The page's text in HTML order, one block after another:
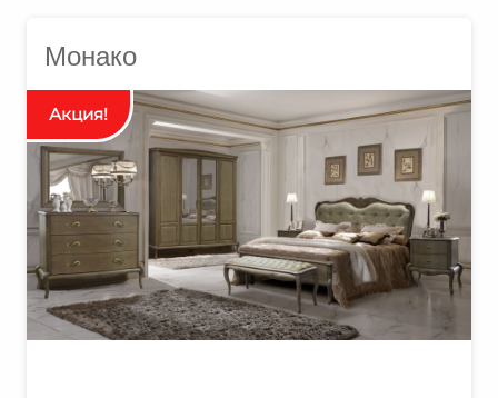
Монако